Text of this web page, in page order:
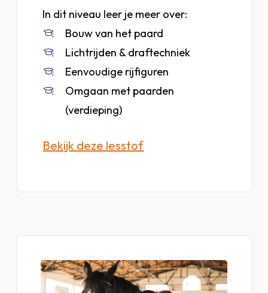
In dit niveau leer je meer over:
Bouw van het paard
Lichtrijden & draftechniek
Eenvoudige rijfiguren
Omgaan met paarden
(verdieping)
Bekijk deze lesstof
lesstof